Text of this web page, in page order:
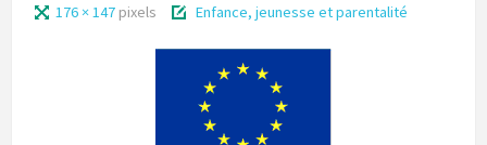
176 × 147 pixels Enfance, jeunesse et parentalité